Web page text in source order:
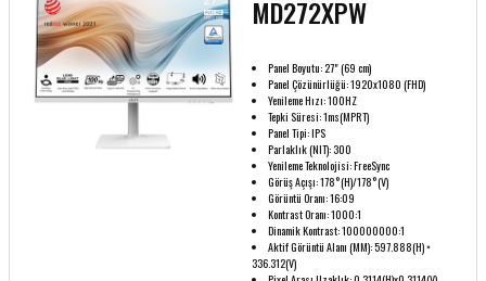
MD272XPW
Panel Boyutu: 27" (69 cm)
Panel Çözünürlüğü: 1920x1080 (FHD)
Yenileme Hızı: 100HZ
Tepki Süresi: 1ms(MPRT)
Panel Tipi: IPS
Parlaklık (NIT): 300
Yenileme Teknolojisi: FreeSync
Görüş Açışı: 178°(H)/178°(V)
Görüntü Oranı: 16:09
Kontrast Oranı: 1000:1
Dinamik Kontrast: 100000000:1
Aktif Görüntü Alanı (MM): 597.888(H) ×
336.312(V)